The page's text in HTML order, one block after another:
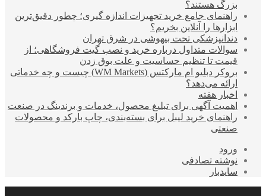
بزرگ هستند؟
راهنمای جامع خرید تجهیزات اندازه گیری؛ چطور دقیق‌ترین
ابزارها را آنلاین بخریم؟
دندانپزشکی تحت بیهوشی در شرق تهران
سوالات متداول درباره خرید و نصب گیت فروشگاهی؛ از
قیمت تا تنظیم حساسیت و علت بوق زدن
بروکر دبلیو ام مارکتس (WM Markets) چیست و چه خدماتی
ارائه می‌دهد؟
اخبار هفته
اهمیت آگهی برای تبلیغ محصول، خدمات و برندینگ در صنعت
راهنمای خرید لیبل برای بسته‌بندی، چاپ بارکد و محصولات
صنعتی
ورود
نوشته تصادفی
سایدبار